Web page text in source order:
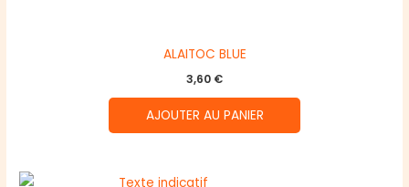
ALAITOC BLUE
3,60 €
AJOUTER AU PANIER